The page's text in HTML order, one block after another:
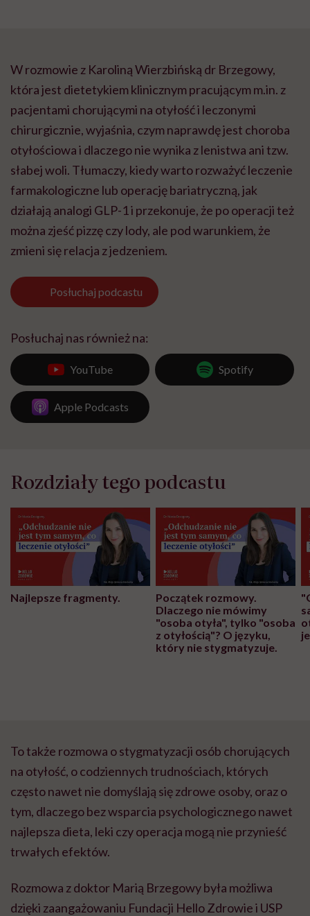
W rozmowie z Karoliną Wierzbińską dr Brzegowy,
która jest dietetykiem klinicznym pracującym m.in. z
pacjentami chorującymi na otyłość i leczonymi
chirurgicznie, wyjaśnia, czym naprawdę jest choroba
otyłościowa i dlaczego nie wynika z lenistwa ani tzw.
słabej woli. Tłumaczy, kiedy warto rozważyć leczenie
farmakologiczne lub operację bariatryczną, jak
działają analogi GLP-1 i przekonuje, że po operacji też
można zjeść pizzę czy lody, ale pod warunkiem, że
zmieni się relacja z jedzeniem.
Posłuchaj podcastu
Posłuchaj nas również na:
YouTube Spotify
Apple Podcasts
Rozdziały tego podcastu
Najlepsze fragmenty.
Początek rozmowy.
Dlaczego nie mówimy
"osoba otyła", tylko "osoba
z otyłością"? O języku,
który nie stygmatyzuje.
To także rozmowa o stygmatyzacji osób chorujących
na otyłość, o codziennych trudnościach, których
często nawet nie domyślają się zdrowe osoby, oraz o
tym, dlaczego bez wsparcia psychologicznego nawet
najlepsza dieta, leki czy operacja mogą nie przynieść
trwałych efektów.
Rozmowa z doktor Marią Brzegowy była możliwa
dzięki zaangażowaniu Fundacji Hello Zdrowie i USP